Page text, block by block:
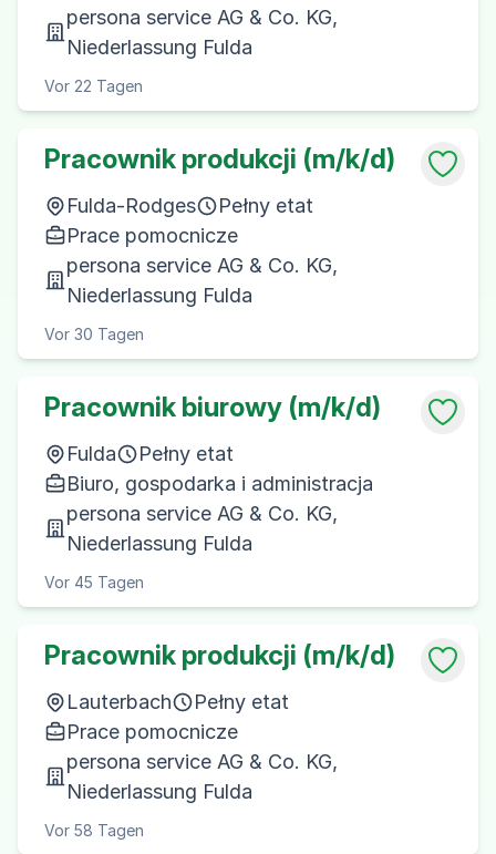
persona service AG & Co. KG,
Niederlassung Fulda
Vor 22 Tagen
Pracownik produkcji (m/k/d)
Fulda-Rodges
Pełny etat
Prace pomocnicze
persona service AG & Co. KG,
Niederlassung Fulda
Vor 30 Tagen
Pracownik biurowy (m/k/d)
Fulda
Pełny etat
Biuro, gospodarka i administracja
persona service AG & Co. KG,
Niederlassung Fulda
Vor 45 Tagen
Pracownik produkcji (m/k/d)
Lauterbach
Pełny etat
Prace pomocnicze
persona service AG & Co. KG,
Niederlassung Fulda
Vor 58 Tagen